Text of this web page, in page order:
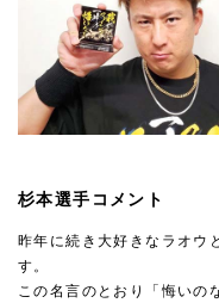
杉本選手コメント
昨年に続き大好きなラオウ
す。
この名言のとおり「悔いの